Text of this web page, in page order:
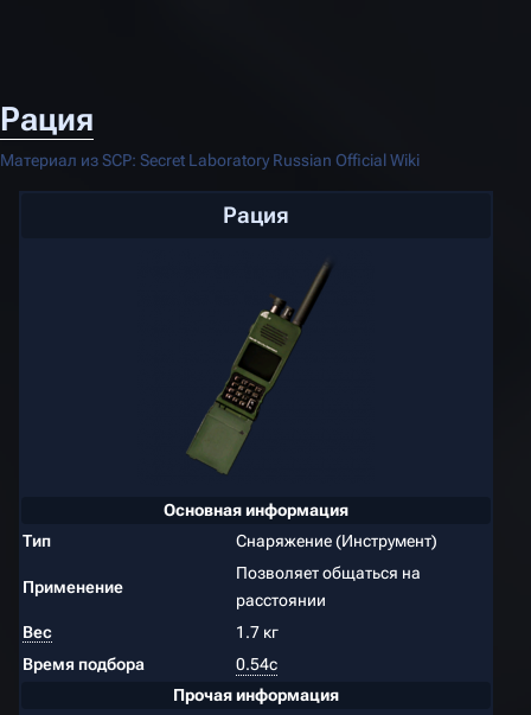
Рация
Материал из SCP: Secret Laboratory Russian Official Wiki
Рация
Основная информация
Тип Снаряжение (Инструмент)
Применение
Позволяет общаться на
расстоянии
Вес 1.7 кг
Время подбора
0.54c
Прочая информация